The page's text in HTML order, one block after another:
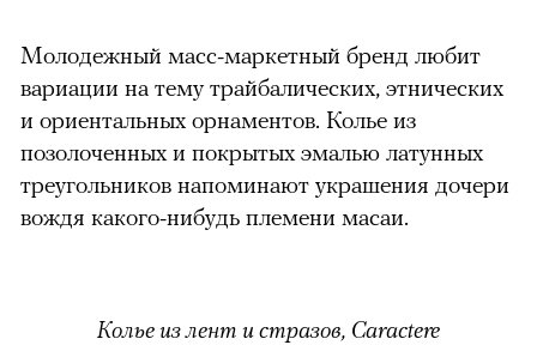
Молодежный масс-маркетный бренд любит
вариации на тему трайбалических, этнических
и ориентальных орнаментов. Колье из
позолоченных и покрытых эмалью латунных
треугольников напоминают украшения дочери
вождя какого-нибудь племени масаи.
Колье из лент и стразов, Caractere